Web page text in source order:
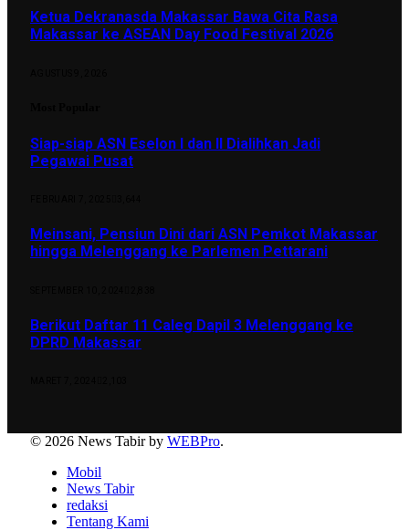
Ketua Dekranasda Makassar Bawa Cita Rasa
Makassar ke ASEAN Day Food Festival 2026
Siap-siap ASN Eselon I dan II Dialihkan Jadi
Pegawai Pusat
Meinsani, Pensiun Dini dari ASN Pemkot Makassar
hingga Melenggang ke Parlemen Pettarani
Berikut Daftar 11 Caleg Dapil 3 Melenggang ke
DPRD Makassar
© 2026 News Tabir by WEBPro.
Mobil
News Tabir
redaksi
Tentang Kami